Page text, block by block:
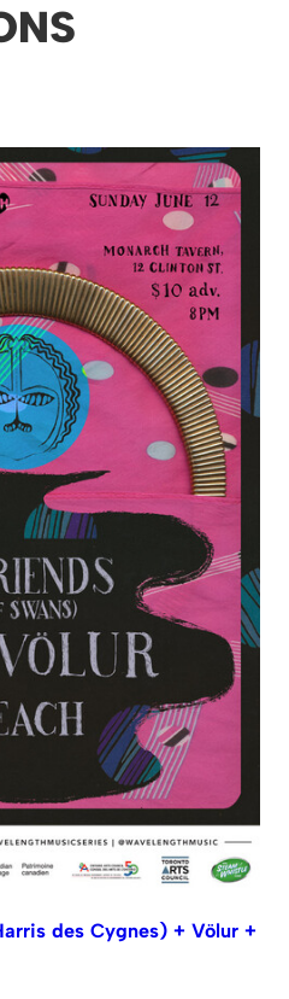
des Cygnes) + Völur +